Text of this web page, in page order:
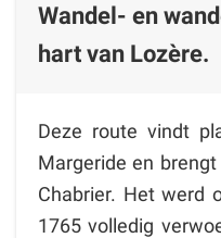
Wandel- en
hart van Lozère.
Deze route vindt
Margeride en
Chabrier. Het werd
1765 volledig